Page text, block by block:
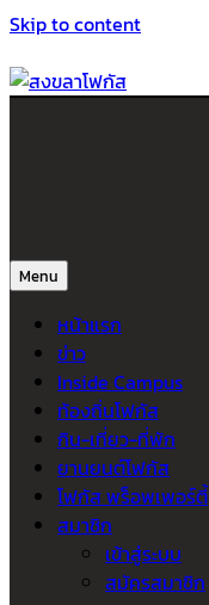
Skip to content
Menu
หน้าแรก
ข่าว
Inside Campus
ท้องถิ่นโฟกัส
กิน-เที่ยว-ที่พัก
ยานยนต์โฟกัส
โฟกัส พร็อพเพอร์ตี้
สมาชิก
เข้าสู่ระบบ
สมัครสมาชิก